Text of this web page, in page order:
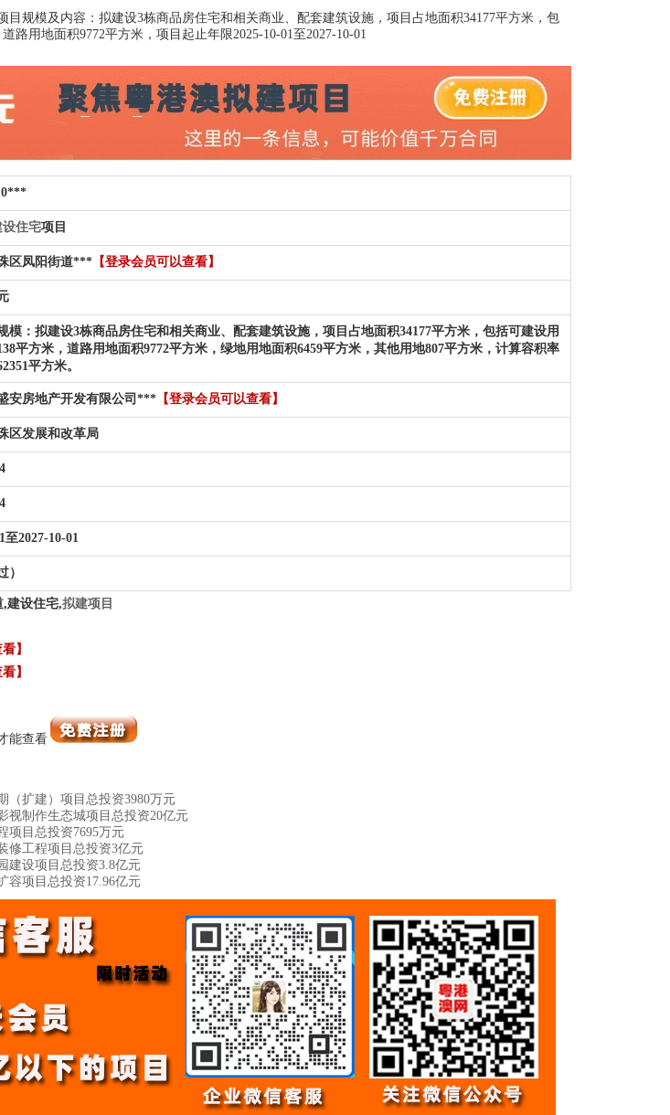
目规模及内容：拟建设3栋商品房住宅和相关商业、配套建筑设施，项目占地面积34177平方米，包
路用地面积9772平方米，项目起止年限2025-10-01至2027-10-01
***
设住宅项目
区凤阳街道*** 【登录会员可以查看】
模：拟建设3栋商品房住宅和相关商业、配套建筑设施，项目占地面积34177平方米，包括可建设用
平方米，道路用地面积9772平方米，绿地用地面积6459平方米，其他用地807平方米，计算容积率
平方米。
安房地产开发有限公司 *** 【登录会员可以查看】
区发展和改革局
至2027-10-01
）
,建设住宅,拟建项目
】
】
能查看
（扩建）项目总投资3980万元
视制作生态城​项目总投资20亿元
项目总投资7695万元
修工程项目总投资3亿元
建设项目总投资3.8亿元
容项目总投资17.96亿元